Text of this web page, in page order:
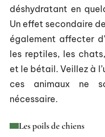
déshydratant en
Un effet secondaire
également affecter
les reptiles, les
et le bétail. Veillez à
ces animaux ne
nécessaire.
Les poils de chiens